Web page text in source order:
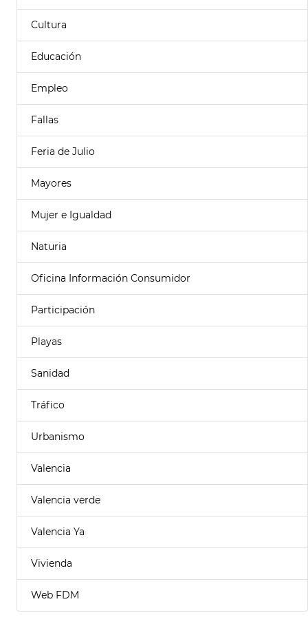
Cultura
Educación
Empleo
Fallas
Feria de Julio
Mayores
Mujer e Igualdad
Naturia
Oficina Información Consumidor
Participación
Playas
Sanidad
Tráfico
Urbanismo
Valencia
Valencia verde
Valencia Ya
Vivienda
Web FDM